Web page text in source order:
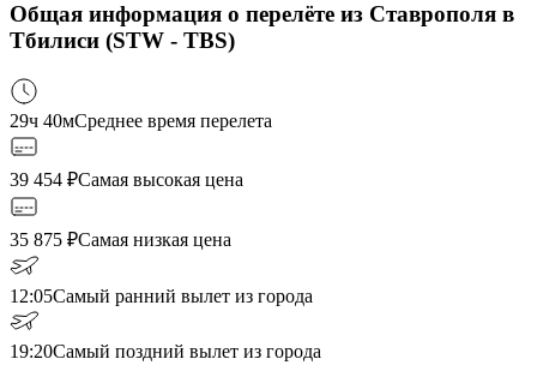
Общая информация о перелёте из Ставрополя в
Тбилиси (STW - TBS)
29ч 40мСреднее время перелета
39 454 ₽Самая высокая цена
35 875 ₽Самая низкая цена
12:05Самый ранний вылет из города
19:20Самый поздний вылет из города